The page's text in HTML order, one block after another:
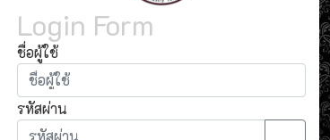
Login Form
ชื่อผู้ใช้
รหัสผ่าน